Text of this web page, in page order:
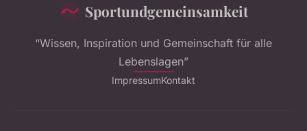
Sportundgemeinsamkeit
“Wissen, Inspiration und Gemeinschaft für alle
Lebenslagen”
ImpressumKontakt